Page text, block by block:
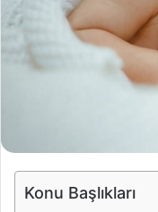
s
e
Konu Başlıkları